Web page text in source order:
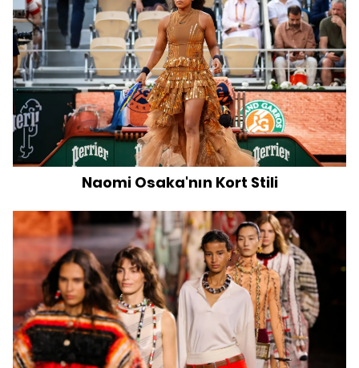
Naomi Osaka'nın Kort Stili